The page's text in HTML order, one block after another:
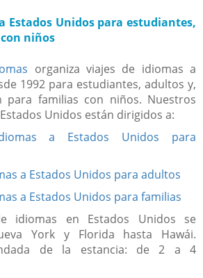
Estados Unidos para estudiantes,
niños
organiza viajes de idiomas a
1992 para estudiantes, adultos y,
para familias con niños. Nuestros
Unidos están dirigidos a:
a Estados Unidos para
a Estados Unidos para adultos
a Estados Unidos para familias
idiomas en Estados Unidos se
York y Florida hasta Hawái.
de la estancia: de 2 a 4